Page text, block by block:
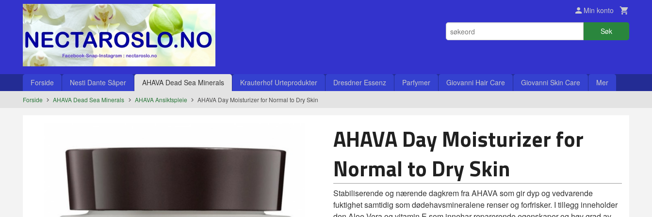
innholdet
Min konto
Søk
Produkter
Forside Nesti Dante Såper AHAVA Dead Sea Minerals Krauterhof Urteprodukter Dresdner Essenz Parfymer Giovanni Hair Care Giovanni Skin Care Mer
Forside AHAVA Dead Sea Minerals AHAVA Ansiktspleie AHAVA Day Moisturizer for Normal to Dry Skin
AHAVA Day Moisturizer for
Normal to Dry Skin
Stabiliserende og nærende dagkrem fra AHAVA som gir dyp og vedvarende
fuktighet samtidig som dødehavsmineralene renser og forfrisker. I tillegg inneholder